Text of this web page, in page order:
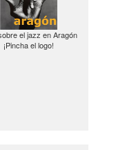
el jazz en Aragón
¡Pincha el logo!